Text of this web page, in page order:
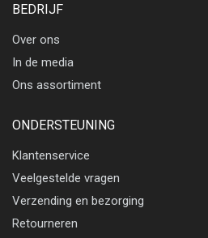
BEDRIJF
Over ons
In de media
Ons assortiment
ONDERSTEUNING
Klantenservice
Veelgestelde vragen
Verzending en bezorging
Retourneren